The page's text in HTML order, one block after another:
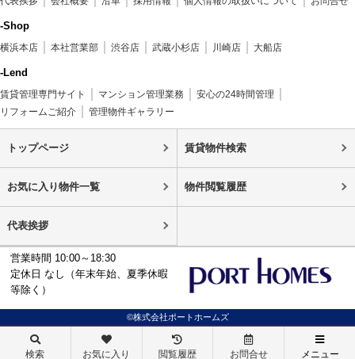
-Shop
横浜本店 本社営業部 渋谷店 武蔵小杉店 川崎店 大船店
-Lend
賃貸管理専門サイト マンション管理業務
安心の24時間管理
リフォームご紹介
管理物件ギャラリー
トップページ 賃貸物件検索
お気に入り物件一覧 物件閲覧履歴
代表挨拶
営業時間 10:00～18:30
定休日 なし（年末年始、夏季休暇
等除く）
©株式会社ポートホームズ
検索 お気に入り 閲覧履歴 お問合せ メニュー